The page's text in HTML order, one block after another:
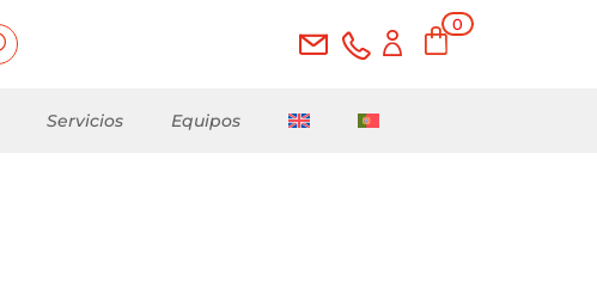
0
ele
Servicios Equipos